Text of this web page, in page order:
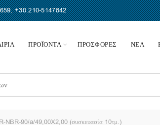
,+30.210-5147842
ΠΡΟΪΟΝΤΑ ΠΡΟΣΦΟΡΕΣ ΝΕΑ
NBR-90/a/49,00X2,00 (συσκευασία 10τμ.)